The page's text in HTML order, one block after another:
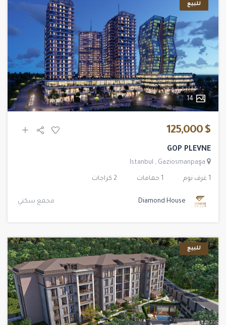
للبيع
14
$ 125,000
GOP PLEVNE
Istanbul , Gaziosmanpaşa
1 غرف نوم 1 حمامات 2 كراجات
Diamond House مجمع سكني
للبيع